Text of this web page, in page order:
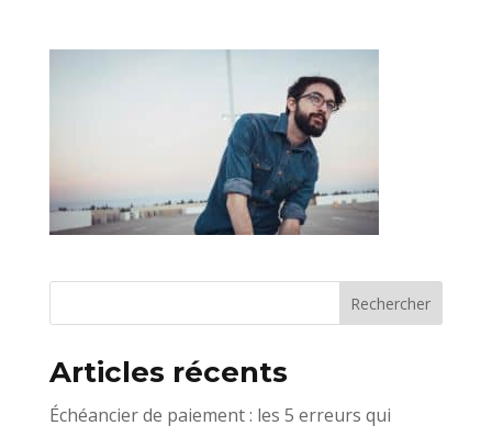
Articles récents
Échéancier de paiement : les 5 erreurs qui